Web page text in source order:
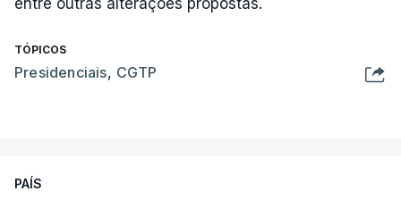
entre outras alterações propostas.
TÓPICOS
Presidenciais, CGTP
PAÍS